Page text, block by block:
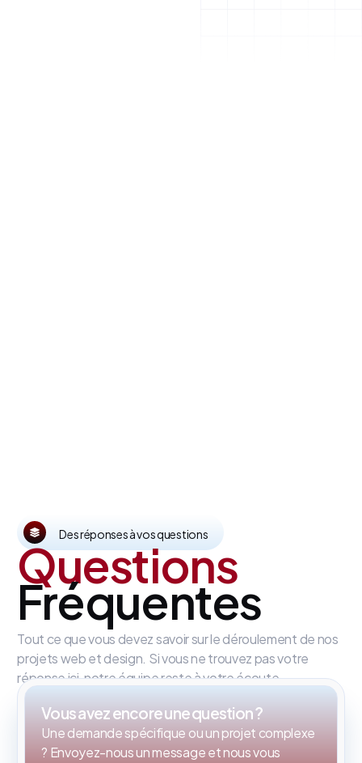
Des réponses à vos questions
Questions
Fréquentes
Tout ce que vous devez savoir sur le déroulement de nos
projets web et design. Si vous ne trouvez pas votre
réponse ici, notre équipe reste à votre écoute.
Vous avez encore une question ?
Une demande spécifique ou un projet complexe
? Envoyez-nous un message et nous vous